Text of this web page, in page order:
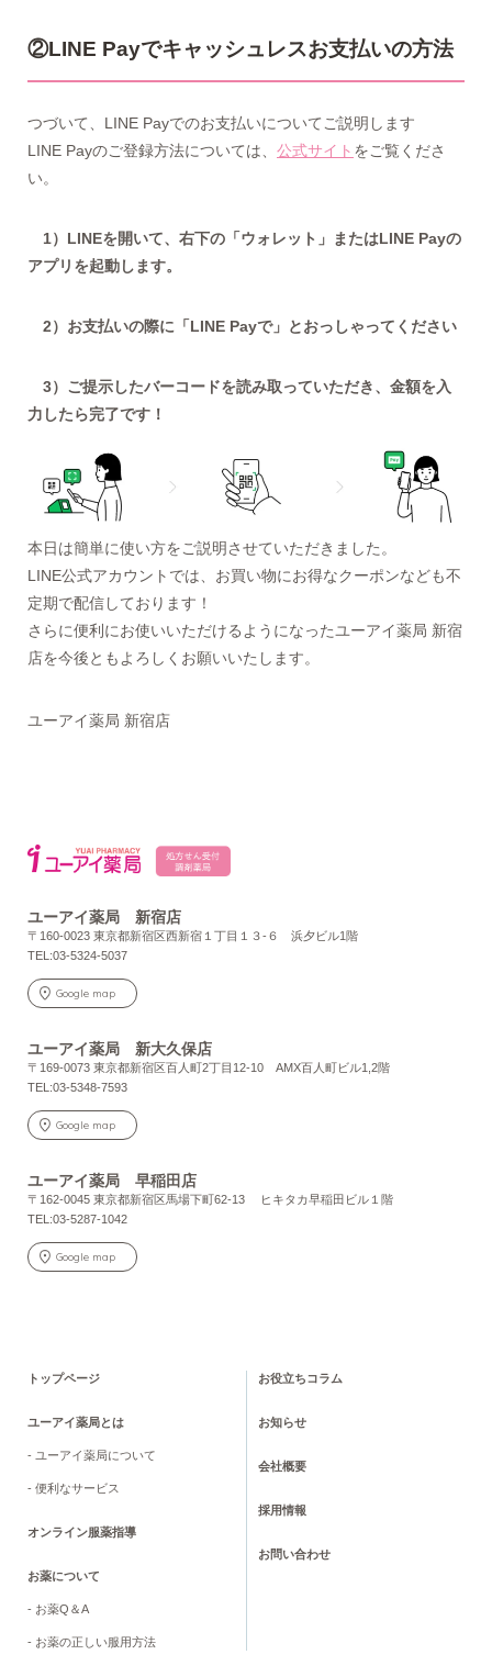
②LINE Payでキャッシュレスお支払いの方法
つづいて、LINE Payでのお支払いについてご説明します
LINE Payのご登録方法については、 公式サイト をご覧くださ
い。
1）LINEを開いて、右下の「ウォレット」またはLINE Payの
アプリを起動します。
2）お支払いの際に「LINE Payで」とおっしゃってください
3）ご提示したバーコードを読み取っていただき、金額を入
力したら完了です！
本日は簡単に使い方をご説明させていただきました。
LINE公式アカウントでは、お買い物にお得なクーポンなども不
定期で配信しております！
さらに便利にお使いいただけるようになったユーアイ薬局 新宿
店を今後ともよろしくお願いいたします。
ユーアイ薬局 新宿店
ユーアイ薬局 新宿店
〒160-0023 東京都新宿区西新宿１丁目１３-６ 浜夕ビル1階
TEL:03-5324-5037
Google map
ユーアイ薬局 新大久保店
〒169-0073 東京都新宿区百人町2丁目12-10 AMX百人町ビル1,2階
TEL:03-5348-7593
Google map
ユーアイ薬局 早稲田店
〒162-0045 東京都新宿区馬場下町62-13 ヒキタカ早稲田ビル１階
TEL:03-5287-1042
Google map
トップページ
ユーアイ薬局とは
- ユーアイ薬局について
- 便利なサービス
オンライン服薬指導
お薬について
- お薬Q＆A
- お薬の正しい服用方法
お役立ちコラム
お知らせ
会社概要
採用情報
お問い合わせ